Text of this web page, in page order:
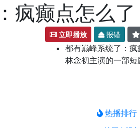
疯癫点怎么了
立即播放 报错
都有巅峰系统了：
林念初主演的一部短
热播排行